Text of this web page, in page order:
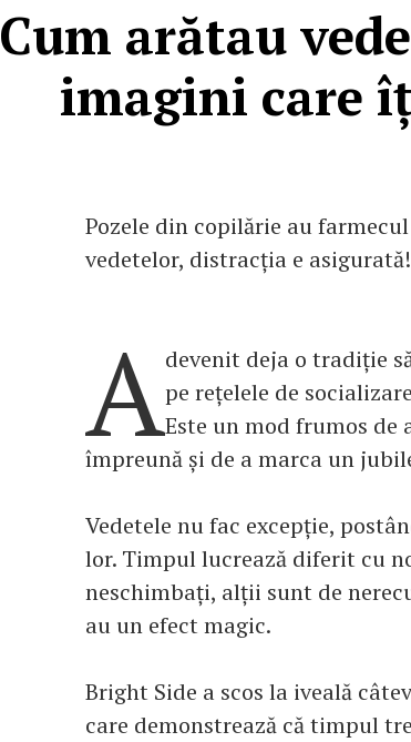
Cum arătau
imagini care
Pozele din copilărie au
vedetelor, distracția e asigurată!
Adevenit deja o tradiție
pe rețelele de
Este un mod frumos
împreună și de a marca un
Vedetele nu fac excepție,
lor. Timpul lucrează diferit cu
neschimbați, alții sunt de
au un efect magic.
Bright Side a scos la iveală
care demonstrează că timpul